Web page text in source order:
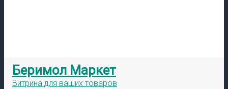
Беримол Маркет
Витрина для ваших товаров